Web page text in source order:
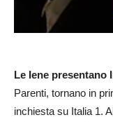
Le Iene presentano
Parenti, tornano in
inchiesta su Italia 1.